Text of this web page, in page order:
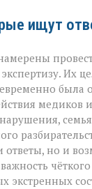
ищут
Их
была
медиков
ответы, но и
экстренных